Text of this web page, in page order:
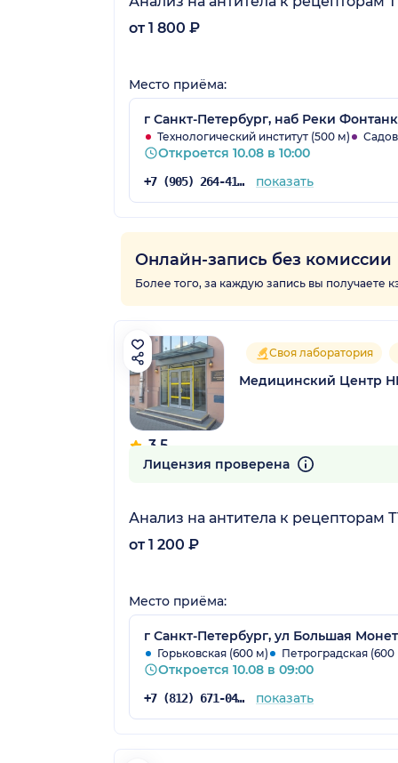
от 1 800 ₽
Место приёма:
г Санкт-Петербург, наб Реки
Технологический институт (500 м)
Откроется 10.08 в 10:00
+7 (905) 264-41-07 показать
Онлайн-запись без комиссии
Более того, за каждую запись вы получаете
3.5
54 отзыва
Своя лаборатория
Медицинский Центр
Лицензия проверена
Анализ на антитела к рецепторам
от 1 200 ₽
Место приёма:
г Санкт-Петербург, ул Большая
Горьковская (600 м) Петроградская (600
Откроется 10.08 в 09:00
+7 (812) 671-04-50 показать